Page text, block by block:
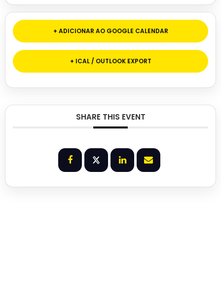
+ ADICIONAR AO GOOGLE CALENDAR
+ ICAL / OUTLOOK EXPORT
SHARE THIS EVENT